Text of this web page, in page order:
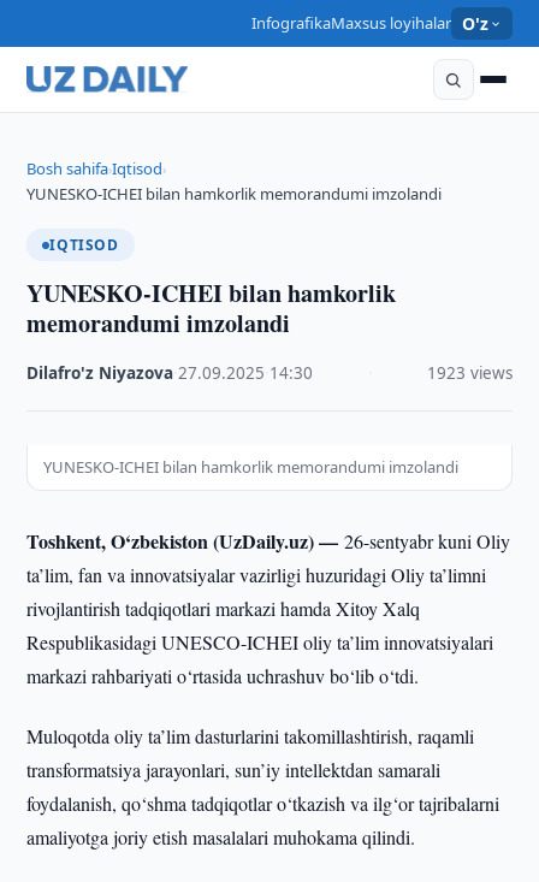
InfografikaMaxsus loyihalar O'z
Bosh sahifa›Iqtisod›
YUNESKO-ICHEI bilan hamkorlik memorandumi imzolandi
IQTISOD
YUNESKO-ICHEI bilan hamkorlik
memorandumi imzolandi
Dilafro'z Niyazova ·27.09.2025 14:30 1923 views
YUNESKO-ICHEI bilan hamkorlik memorandumi imzolandi
Toshkent, O‘zbekiston (UzDaily.uz) —26-sentyabr kuni Oliy
ta’lim, fan va innovatsiyalar vazirligi huzuridagi Oliy ta’limni
rivojlantirish tadqiqotlari markazi hamda Xitoy Xalq
Respublikasidagi UNESCO-ICHEI oliy ta’lim innovatsiyalari
markazi rahbariyati o‘rtasida uchrashuv bo‘lib o‘tdi.
Muloqotda oliy ta’lim dasturlarini takomillashtirish, raqamli
transformatsiya jarayonlari, sun’iy intellektdan samarali
foydalanish, qo‘shma tadqiqotlar o‘tkazish va ilg‘or tajribalarni
amaliyotga joriy etish masalalari muhokama qilindi.